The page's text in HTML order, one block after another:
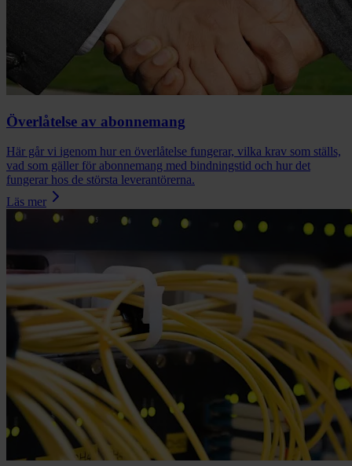
Överlåtelse av abonnemang
Här går vi igenom hur en överlåtelse fungerar, vilka krav som ställs,
vad som gäller för abonnemang med bindningstid och hur det
fungerar hos de största leverantörerna.
Läs mer